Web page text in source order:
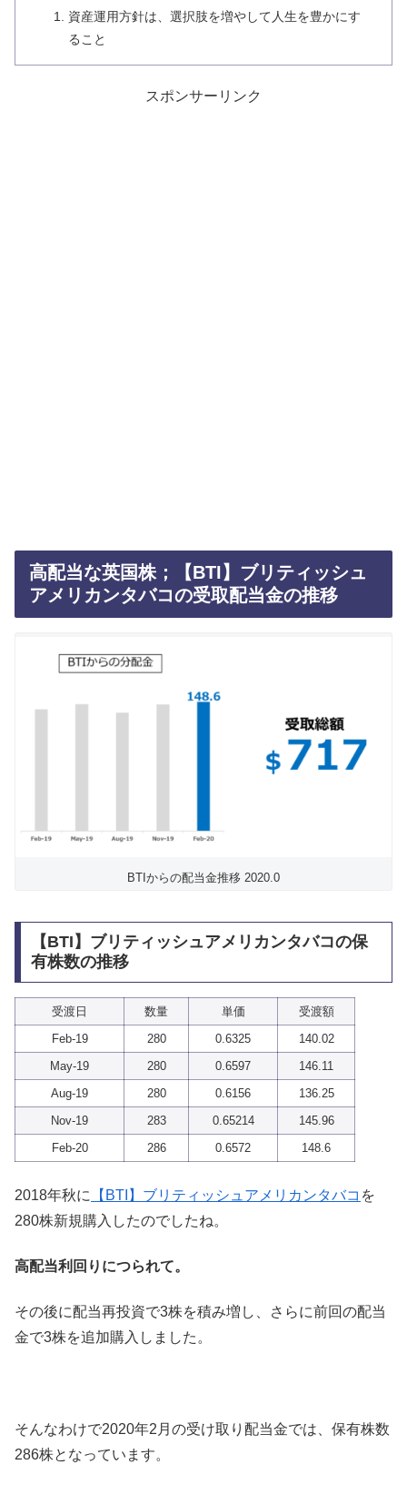
資産運用方針は、選択肢を増やして人生を豊かにす
ること
スポンサーリンク
高配当な英国株；【BTI】ブリティッシュ
アメリカンタバコの受取配当金の推移
BTIからの配当金推移 2020.0
【BTI】ブリティッシュアメリカンタバコの保
有株数の推移
受渡日 数量 単価
受渡額
Feb-19
280 0.6325
140.02
May-19
280 0.6597
146.11
Aug-19
280 0.6156
136.25
Nov-19
283 0.65214
145.96
Feb-20
286 0.6572 148.6
2018年秋に 【BTI】ブリティッシュアメリカンタバコ を
280株新規購入したのでしたね。
高配当利回りにつられて。
その後に配当再投資で3株を積み増し、さらに前回の配当
金で3株を追加購入しました。
そんなわけで2020年2月の受け取り配当金では、保有株数
286株となっています。